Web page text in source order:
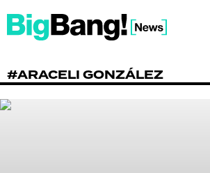
#ARACELI GONZÁLEZ
SHOW
POLÍTICA